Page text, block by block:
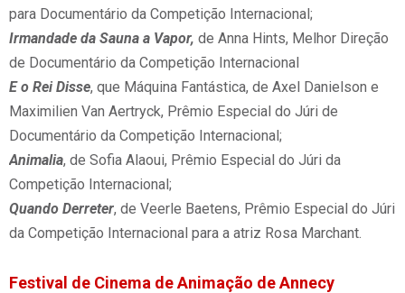
para Documentário da Competição Internacional;
Irmandade da Sauna a Vapor, de Anna Hints, Melhor Direção
de Documentário da Competição Internacional
E o Rei Disse, que Máquina Fantástica, de Axel Danielson e
Maximilien Van Aertryck, Prêmio Especial do Júri de
Documentário da Competição Internacional;
Animalia, de Sofia Alaoui, Prêmio Especial do Júri da
Competição Internacional;
Quando Derreter, de Veerle Baetens, Prêmio Especial do Júri
da Competição Internacional para a atriz Rosa Marchant.
Festival de Cinema de Animação de Annecy